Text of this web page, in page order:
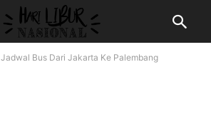
Jadwal Bus Dari Jakarta Ke Palembang